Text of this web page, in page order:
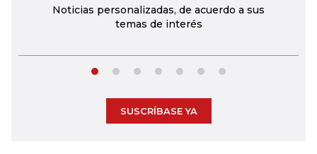
Noticias personalizadas, de acuerdo a sus
temas de interés
SUSCRÍBASE YA